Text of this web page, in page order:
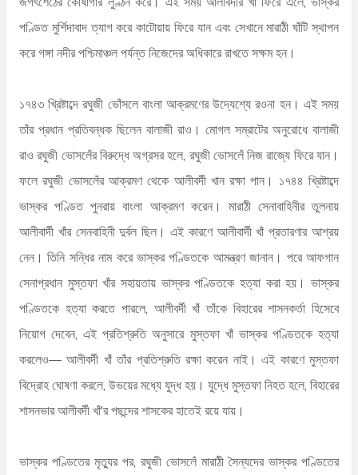
পণ্ডিত মুর্শিদাবাদ ত্যাগ করে কাটোয়ায় ফিরে যান এবং সেখানে মারাঠী ঘাঁটি স্থাপন
করে গঙ্গা নদীর পশ্চিমাঞ্চল পর্যন্ত নিজেদের অধিকারে রাখতে সক্ষম হন।
১৭৪৩ খ্রিষ্টাব্দে রঘুজী ভোঁসলে বাংলা আক্রমণের উদ্যেশ্যে রওনা হন। এই সময়
তাঁর প্রধান প্রতিবন্ধক ছিলেন বালাজী রাও। মোগল সম্রাটের অনুরোধে বালাজী
রাও রঘুজী ভোসলেঁর বিরুদ্ধে অগ্রসর হলে, রঘুজী ভোসলেঁ নিজ রাজ্যে ফিরে যান।
ফলে রঘুজী ভোসলেঁর আক্রমণ থেকে আলীবর্দী খান রক্ষা পান। ১৭৪৪ খ্রিষ্টাব্দে
ভাস্কর পণ্ডিত পুনরায় বাংলা আক্রমণ করেন। মারাঠী সেনাবাহিনীর তুলনায়
আলীবার্দী খাঁর সেনবাহিনী দুর্বল ছিল। এই কারণে আলীবার্দী খাঁ প্রতারণার আশ্রয়
নেন। তিনি সন্ধির নাম করে ভাস্কর পণ্ডিতকে আমন্ত্রণ জানান। পরে আফগান
সেনাপ্রধান মুস্তফা খাঁর সহায়তায় ভাস্কর পণ্ডিতকে হত্যা করা হয়। ভাস্কর
পণ্ডিতকে হত্যা করতে পারলে, আলীবর্দী খাঁ তাঁকে বিহারের শাসনকর্তা হিসেবে
নিয়োগ দেবেন, এই প্রতিশ্রুতি অনুসারে মুস্তফা খাঁ ভাস্কর পণ্ডিতকে হত্যা
করলেও― আলীবর্দী খাঁ তাঁর প্রতিশ্রুতি রক্ষা করেন নাই। এই কারণে মুস্তফা
বিদ্রোহ ঘোষণা করলে, উভয়ের মধ্যে যুদ্ধ হয়। যুদ্ধে মুস্তফা নিহত হলে, বিহারের
শাসনভার আলীবর্দী খাঁ'র পছন্দের শাসকের হাতেই রয়ে যায়।
ভাস্কর পণ্ডিতের মৃত্যুর পর, রঘুজী ভোসলেঁ মারাঠী সৈন্যদের ভাস্কর পণ্ডিতের